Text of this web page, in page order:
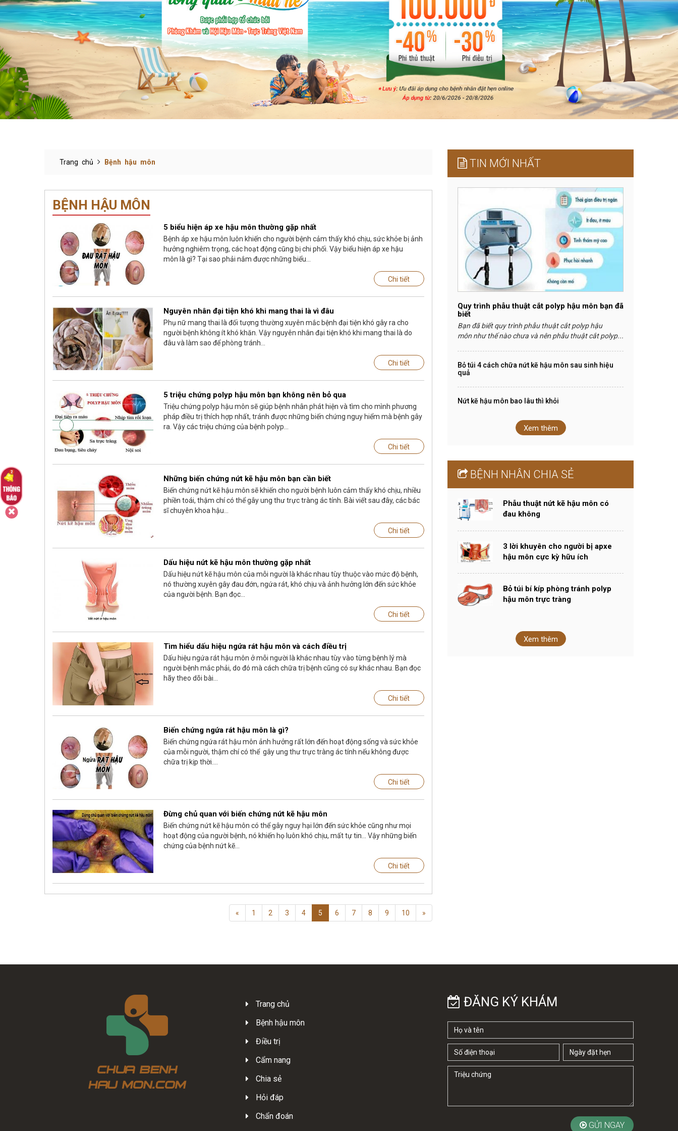
Trang chủ Bệnh hậu môn
BỆNH HẬU MÔN
5 biểu hiện áp xe hậu môn thường gặp nhất
Bệnh áp xe hậu môn luôn khiến cho người bệnh cảm thấy khó chịu, sức khỏe bị ảnh
hưởng nghiêm trọng, các hoạt động cũng bị chi phối. Vậy biểu hiện áp xe hậu
môn là gì? Tại sao phải nắm được những biểu...
Chi tiết
Nguyên nhân đại tiện khó khi mang thai là vì đâu
Phụ nữ mang thai là đối tượng thường xuyên mắc bệnh đại tiện khó gây ra cho
người bệnh không ít khó khăn. Vậy nguyên nhân đại tiện khó khi mang thai là do
đâu và làm sao để phòng tránh...
Chi tiết
5 triệu chứng polyp hậu môn bạn không nên bỏ qua
Triệu chứng polyp hậu môn sẽ giúp bệnh nhân phát hiện và tìm cho mình phương
pháp điều trị thích hợp nhất, tránh được những biến chứng nguy hiểm mà bệnh gây
ra. Vậy các triệu chứng của bệnh polyp...
Chi tiết
Những biến chứng nứt kẽ hậu môn bạn cần biết
Biến chứng nứt kẽ hậu môn sẽ khiến cho người bệnh luôn cảm thấy khó chịu, nhiều
phiền toái, thậm chí có thể gây ung thư trực tràng ác tính. Bài viết sau đây, các bác
sĩ chuyên khoa hậu...
Chi tiết
Dấu hiệu nứt kẽ hậu môn thường gặp nhất
Dấu hiệu nứt kẽ hậu môn của mỗi người là khác nhau tùy thuộc vào mức độ bệnh,
nó thường xuyên gây đau đớn, ngứa rát, khó chịu và ảnh hưởng lớn đến sức khỏe
của người bệnh. Bạn đọc...
Chi tiết
Tìm hiểu dấu hiệu ngứa rát hậu môn và cách điều trị
Dấu hiệu ngứa rát hậu môn ở mỗi người là khác nhau tùy vào từng bệnh lý mà
người bệnh mắc phải, do đó mà cách chữa trị bệnh cũng có sự khác nhau. Bạn đọc
hãy theo dõi bài...
Chi tiết
Biến chứng ngứa rát hậu môn là gì?
Biến chứng ngứa rát hậu môn ảnh hưởng rất lớn đến hoạt động sống và sức khỏe
của mỗi người, thậm chí có thể gây ung thư trực tràng ác tính nếu không được
chữa trị kịp thời....
Chi tiết
Đừng chủ quan với biến chứng nứt kẽ hậu môn
Biến chứng nứt kẽ hậu môn có thể gây nguy hại lớn đến sức khỏe cũng như mọi
hoạt động của người bệnh, nó khiến họ luôn khó chịu, mất tự tin… Vậy những biến
chứng của bệnh nứt kẽ...
Chi tiết
« 1 2 3 4 5 6 7 8 9 10 »
TIN MỚI NHẤT
Quy trình phẫu thuật cắt polyp hậu môn bạn đã
biết
Bạn đã biết quy trình phẫu thuật cắt polyp hậu
môn như thế nào chưa và nên phẫu thuật cắt polyp...
Bỏ túi 4 cách chữa nứt kẽ hậu môn sau sinh hiệu
quả
Nứt kẽ hậu môn bao lâu thì khỏi
Xem thêm
BỆNH NHÂN CHIA SẺ
​​​​​​​Phẫu thuật nứt kẽ hậu môn có
đau không
3 lời khuyên cho người bị apxe
hậu môn cực kỳ hữu ích
Bỏ túi bí kíp phòng tránh polyp
hậu môn trực tràng
Xem thêm
Trang chủ
Bệnh hậu môn
Điều trị
Cẩm nang
Chia sẻ
Hỏi đáp
Chẩn đoán
ĐĂNG KÝ KHÁM
GỬI NGAY